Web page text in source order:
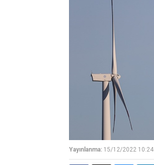
Yayınlanma: 15/12/2022 10:24